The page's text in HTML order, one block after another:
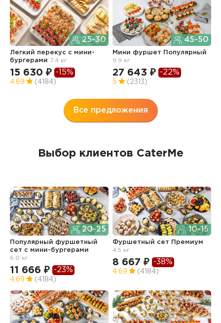
25-30
Легкий перекус c мини-
бургерами 7.4 кг
15 630 ₽ -15%
4.69 (4184)
45-50
Мини фуршет Популярный
9.9 кг
27 643 ₽ -22%
5 (2313)
Все предложения
Выбор клиентов CaterMe
20-25
Популярный фуршетный
сет c мини-бургерами
6.0 кг
11 666 ₽ -23%
4.69 (4184)
10-15
Фуршетный сет Премиум
4.5 кг
8 667 ₽ -38%
4.69 (4184)